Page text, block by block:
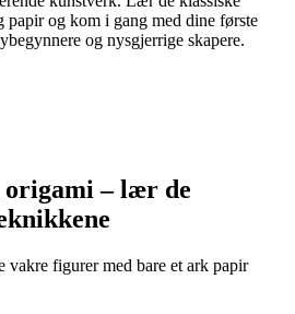
og kom i gang med dine første
og nysgjerrige skapere.
origami – lær de
vakre figurer med bare et ark papir